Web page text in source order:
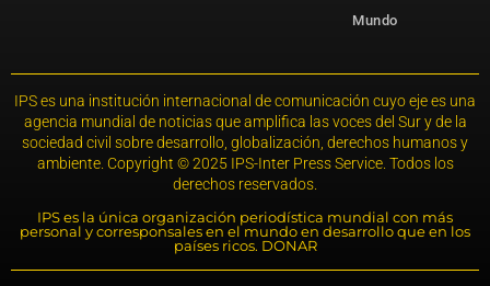
Mundo
IPS es una institución internacional de comunicación cuyo eje es una
agencia mundial de noticias que amplifica las voces del Sur y de la
sociedad civil sobre desarrollo, globalización, derechos humanos y
ambiente. Copyright © 2025 IPS-Inter Press Service. Todos los
derechos reservados.
IPS es la única organización periodística mundial con más
personal y corresponsales en el mundo en desarrollo que en los
países ricos. DONAR